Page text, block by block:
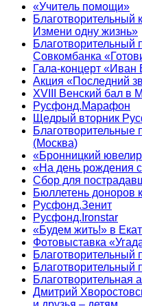
«Учитель помощи»
Благотворительный
Измени одну жизнь»
Благотворительный
Совкомбанка
Гала-концерт
Акция «Последний
XVIII Венский бал в
Русфонд.Марафон
Щедрый вторник
(Москва)
«Бронницкий
«На день рождения
Сбор для
Бюллетень доноров
Русфонд.Зенит
Русфонд.Ironstar
«Будем жить!» в
Фотовыставка
Благотворительный
Благотворительная
Дмитрий